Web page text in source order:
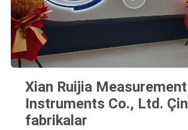
Xian Ruijia Measurement
Instruments Co., Ltd. Çin
fabrikalar